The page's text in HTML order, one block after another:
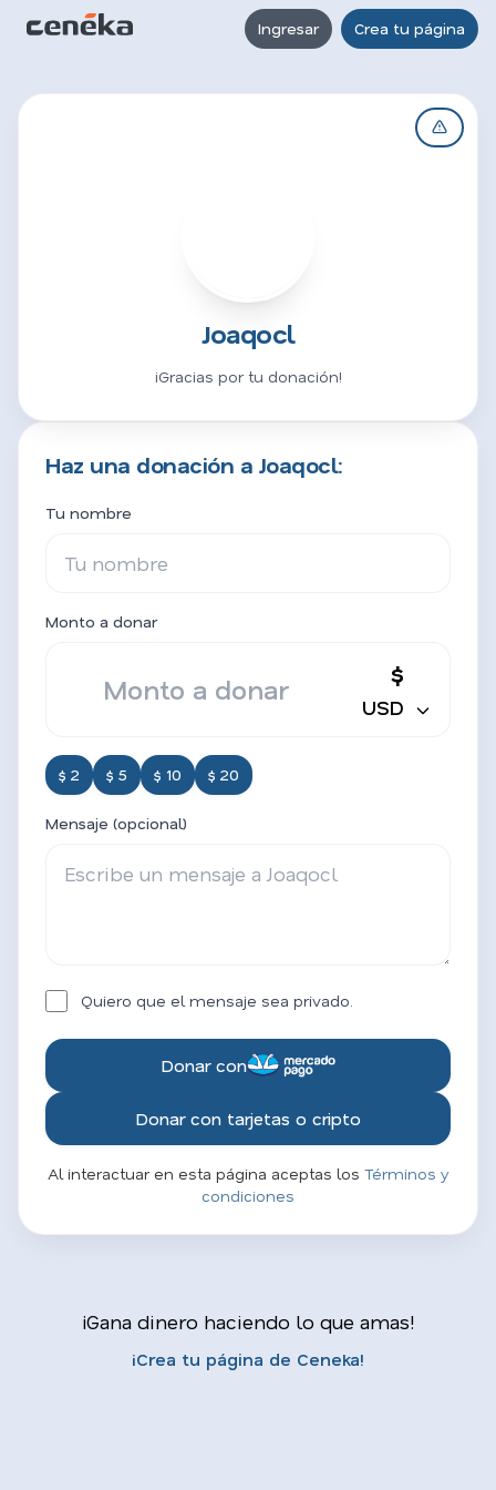
Ingresar Crea tu página
Joaqocl
¡Gracias por tu donación!
Haz una donación a Joaqocl:
Tu nombre
Monto a donar
$
USD
$ 2 $ 5 $ 10 $ 20
Mensaje (opcional)
Quiero que el mensaje sea privado.
Donar con
Donar con tarjetas o cripto
Al interactuar en esta página aceptas los Términos y
condiciones
¡Gana dinero haciendo lo que amas!
¡Crea tu página de Ceneka!